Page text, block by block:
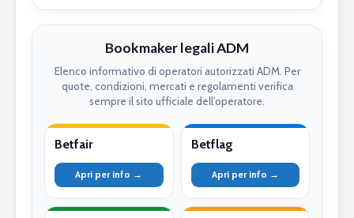
Bookmaker legali ADM
Elenco informativo di operatori autorizzati ADM. Per
quote, condizioni, mercati e regolamenti verifica
sempre il sito ufficiale dell’operatore.
Betfair
Apri per info →
Betflag
Apri per info →